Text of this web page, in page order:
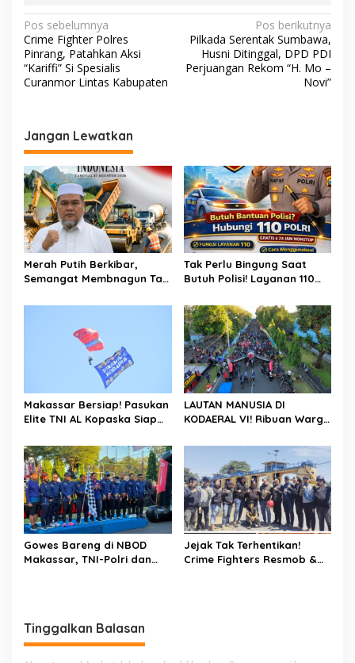
N
a
v
i
a
s
i
p
o
s
Pos sebelumnya
Crime Fighter Polres
Pinrang, Patahkan Aksi
“Kariffi” Si Spesialis
Curanmor Lintas Kabupaten
Pos berikutnya
Pilkada Serentak Sumbawa,
Husni Ditinggal, DPD PDI
Perjuangan Rekom “H. Mo –
Novi”
Jangan Lewatkan
Merah Putih Berkibar,
Semangat Membnagun Tak
Muthalib: 81 Tahun
Saatnya Terus Berkarya
Untuk Negeri
Tak Perlu Bingung Saat
Butuh Polisi! Layanan 110
Gratis Untuk Masyarakat
Makassar Bersiap! Pasukan
Elite TNI AL Kopaska Siap
Langit Kota
LAUTAN MANUSIA DI
KODAERAL VI! Ribuan Warga
2026, KRI Golok hingga
Atraksi Kopaska Jadi
Magnet
Gowes Bareng di NBOD
Makassar, TNI-Polri dan
Jejak Tak Terhentikan!
Crime Fighters Resmob &
Kerja Senyap Polisi
Tinggalkan Balasan